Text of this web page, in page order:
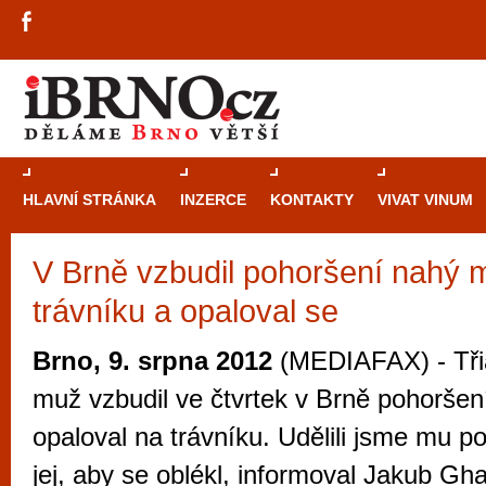
HLAVNÍ STRÁNKA INZERCE KONTAKTY VIVAT VINUM
V Brně vzbudil pohoršení nahý
trávníku a opaloval se
Brno, 9. srpna 2012 (MEDIAFAX) -
muž vzbudil ve čtvrtek v Brně
opaloval na trávníku. Udělili jsme mu
jej, aby se oblékl, informoval Jakub
Průvodce
Brně: Od
Brno je
zajímavé
restaurace,
Mimo jiné je ale také místem, kde si